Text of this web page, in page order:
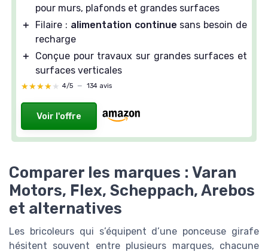
pour murs, plafonds et grandes surfaces
＋
Filaire : alimentation continue sans besoin de
recharge
＋
Conçue pour travaux sur grandes surfaces et
surfaces verticales
★★★★★
★★★★★ 4/5 — 134 avis
Voir l'offre
Comparer les marques : Varan
Motors, Flex, Scheppach, Arebos
et alternatives
Les bricoleurs qui s’équipent d’une ponceuse girafe
hésitent souvent entre plusieurs marques, chacune